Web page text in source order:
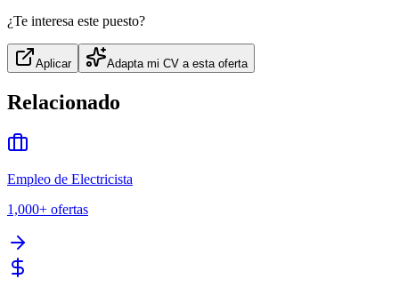
¿Te interesa este puesto?
Aplicar Adapta mi CV a esta oferta
Relacionado
Empleo de Electricista
1,000+ ofertas